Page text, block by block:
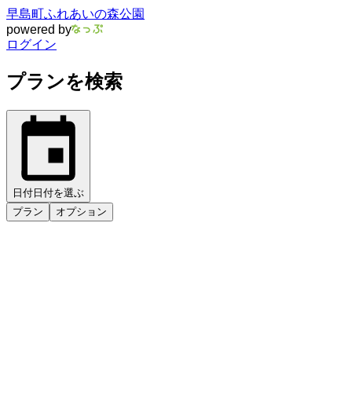
早島町ふれあいの森公園
powered by
ログイン
プランを検索
日付 日付を選ぶ
プラン
オプション